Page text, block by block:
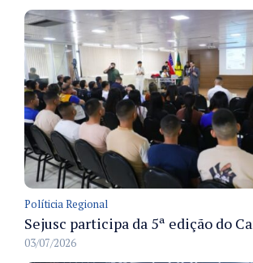
Políticia Regional
03/07/2026